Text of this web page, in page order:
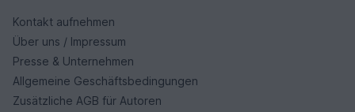
Kontakt aufnehmen
Über uns / Impressum
Presse & Unternehmen
Allgemeine Geschäftsbedingungen
Zusätzliche AGB für Autoren